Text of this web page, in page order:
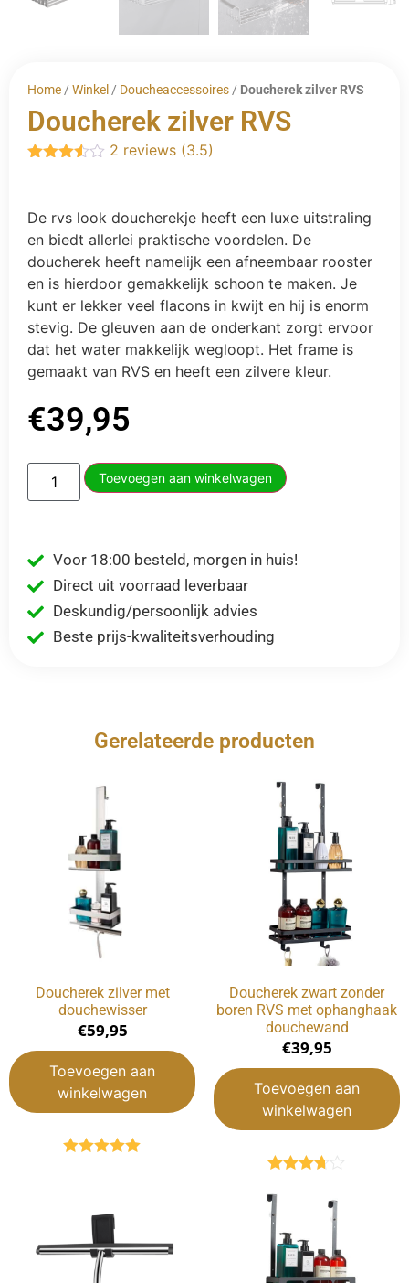
Home / Winkel / Doucheaccessoires / Doucherek zilver RVS
Doucherek zilver RVS
2 reviews (3.5)
De rvs look doucherekje heeft een luxe uitstraling
en biedt allerlei praktische voordelen. De
doucherek heeft namelijk een afneembaar rooster
en is hierdoor gemakkelijk schoon te maken. Je
kunt er lekker veel flacons in kwijt en hij is enorm
stevig. De gleuven aan de onderkant zorgt ervoor
dat het water makkelijk wegloopt. Het frame is
gemaakt van RVS en heeft een zilvere kleur.
€39,95
Toevoegen aan winkelwagen
Voor 18:00 besteld, morgen in huis!
Direct uit voorraad leverbaar
Deskundig/persoonlijk advies
Beste prijs-kwaliteitsverhouding
Gerelateerde producten
Doucherek zilver met
douchewisser
€59,95
Toevoegen aan
winkelwagen
Doucherek zwart zonder
boren RVS met ophanghaak
douchewand
€39,95
Toevoegen aan
winkelwagen
3.67